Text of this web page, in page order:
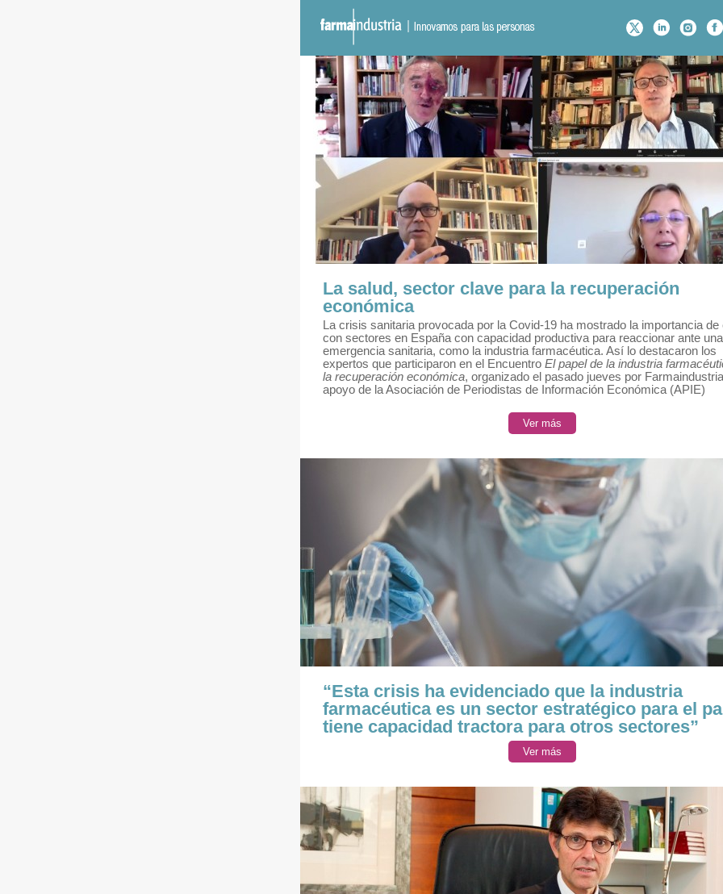
La salud, sector clave para la recuperación
económica
La crisis sanitaria provocada por la Covid-19 ha mostrado la importancia de
con sectores en España con capacidad productiva para reaccionar ante una
emergencia sanitaria, como la industria farmacéutica. Así lo destacaron los
expertos que participaron en el Encuentro El papel de la industria
la recuperación económica, organizado el pasado jueves por
apoyo de la Asociación de Periodistas de Información Económica (APIE)
Ver más
“Esta crisis ha evidenciado que la industria
farmacéutica es un sector estratégico para el
tiene capacidad tractora para otros sectores”
Ver más